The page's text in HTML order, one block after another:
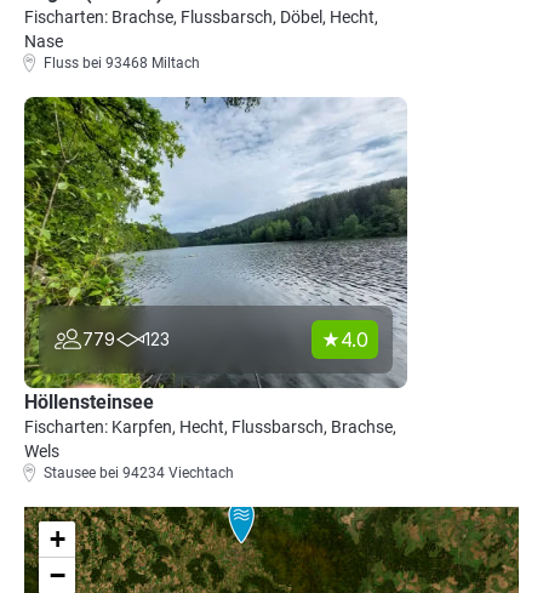
Fischarten: Brachse, Flussbarsch, Döbel, Hecht,
Nase
Fluss bei 93468 Miltach
779 123 4.0
Höllensteinsee
Fischarten: Karpfen, Hecht, Flussbarsch, Brachse,
Wels
Stausee bei 94234 Viechtach
+
−